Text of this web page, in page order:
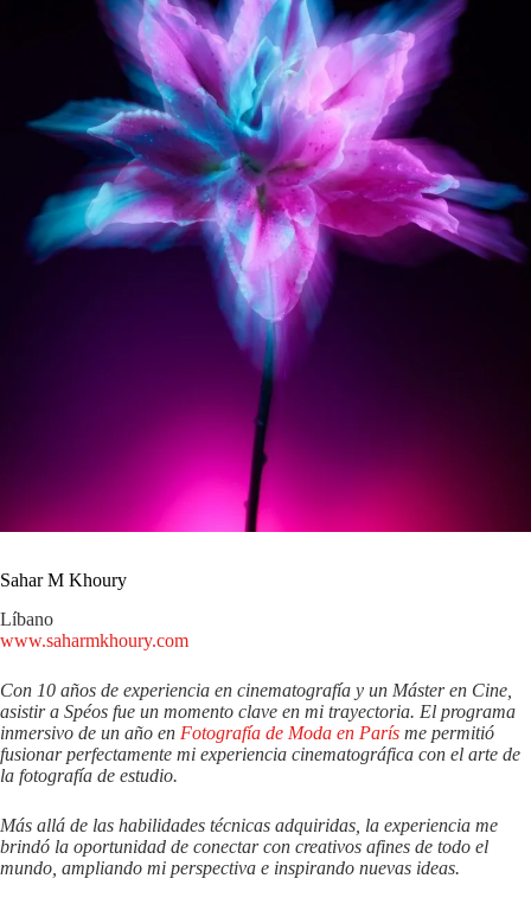
Sahar M Khoury
Líbano
www.saharmkhoury.com
Con 10 años de experiencia en cinematografía y un Máster en Cine,
asistir a Spéos fue un momento clave en mi trayectoria. El programa
inmersivo de un año en Fotografía de Moda en París me permitió
fusionar perfectamente mi experiencia cinematográfica con el arte de
la fotografía de estudio.
Más allá de las habilidades técnicas adquiridas, la experiencia me
brindó la oportunidad de conectar con creativos afines de todo el
mundo, ampliando mi perspectiva e inspirando nuevas ideas.